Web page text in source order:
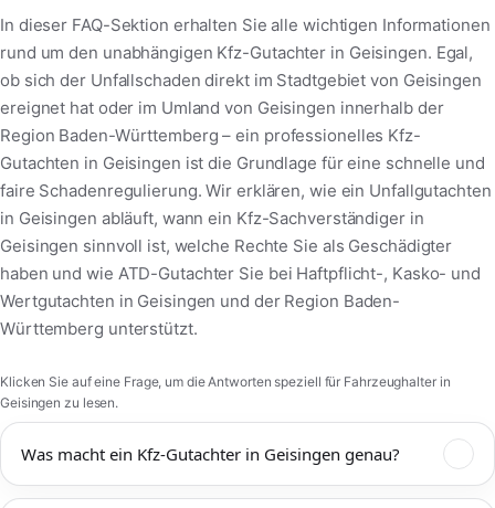
In dieser FAQ-Sektion erhalten Sie alle wichtigen Informationen
rund um den unabhängigen Kfz-Gutachter in Geisingen. Egal,
ob sich der Unfallschaden direkt im Stadtgebiet von Geisingen
ereignet hat oder im Umland von Geisingen innerhalb der
Region Baden-Württemberg – ein professionelles Kfz-
Gutachten in Geisingen ist die Grundlage für eine schnelle und
faire Schadenregulierung. Wir erklären, wie ein Unfallgutachten
in Geisingen abläuft, wann ein Kfz-Sachverständiger in
Geisingen sinnvoll ist, welche Rechte Sie als Geschädigter
haben und wie ATD-Gutachter Sie bei Haftpflicht-, Kasko- und
Wertgutachten in Geisingen und der Region Baden-
Württemberg unterstützt.
Klicken Sie auf eine Frage, um die Antworten speziell für Fahrzeughalter in
Geisingen zu lesen.
Was macht ein Kfz-Gutachter in Geisingen genau?